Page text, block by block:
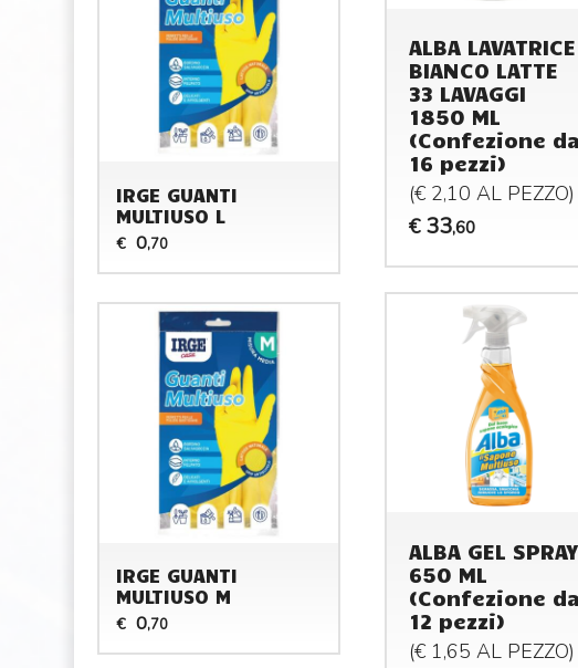
ALBA LAVATRICE
BIANCO LATTE
33 LAVAGGI
1850 ML
(Confezione da
16 pezzi)
(€ 2,10 AL PEZZO)
€ 33,60
ALBA GEL SPRAY
650 ML
(Confezione da
12 pezzi)
(€ 1,65 AL PEZZO)
IRGE GUANTI
MULTIUSO L
€ 0,70
IRGE GUANTI
MULTIUSO M
€ 0,70